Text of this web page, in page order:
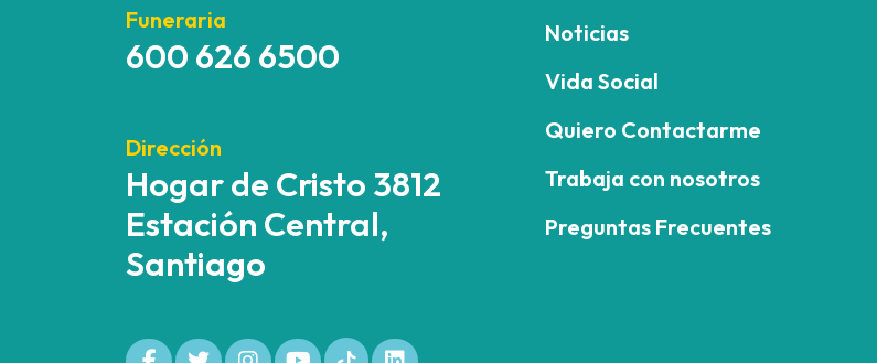
Funeraria
600 626 6500
Dirección
Hogar de Cristo 3812
Estación Central,
Santiago
Noticias
Vida Social
Quiero Contactarme
Trabaja con nosotros
Preguntas Frecuentes